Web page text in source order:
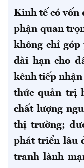
Kinh tế có vốn
phận quan
không chỉ góp
dài hạn cho
kênh tiếp
thức quản trị
chất lượng
thị trường;
phát triển lâu
tranh lành